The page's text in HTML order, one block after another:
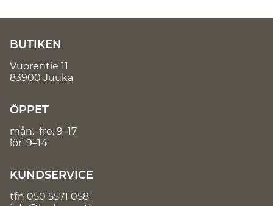
BUTIKEN
Vuorentie 11
83900 Juuka
ÖPPET
mån.–fre. 9–17
lör. 9–14
KUNDSERVICE
tfn 050 5571 058